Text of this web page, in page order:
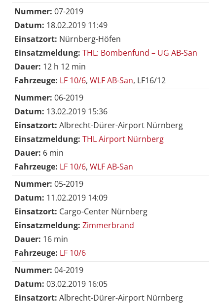
Nummer: 07-2019
Datum: 18.02.2019 11:49
Einsatzort: Nürnberg-Höfen
Einsatzmeldung: THL: Bombenfund – UG AB-San
Dauer: 12 h 12 min
Fahrzeuge: LF 10/6, WLF AB-San, LF16/12
Nummer: 06-2019
Datum: 13.02.2019 15:36
Einsatzort: Albrecht-Dürer-Airport Nürnberg
Einsatzmeldung: THL Airport Nürnberg
Dauer: 6 min
Fahrzeuge: LF 10/6, WLF AB-San
Nummer: 05-2019
Datum: 11.02.2019 14:09
Einsatzort: Cargo-Center Nürnberg
Einsatzmeldung: Zimmerbrand
Dauer: 16 min
Fahrzeuge: LF 10/6
Nummer: 04-2019
Datum: 03.02.2019 16:05
Einsatzort: Albrecht-Dürer-Airport Nürnberg